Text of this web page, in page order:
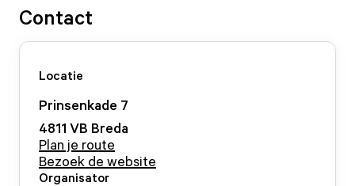
Contact
Locatie
Prinsenkade 7
4811 VB Breda
Plan je route
Bezoek de website
Organisator